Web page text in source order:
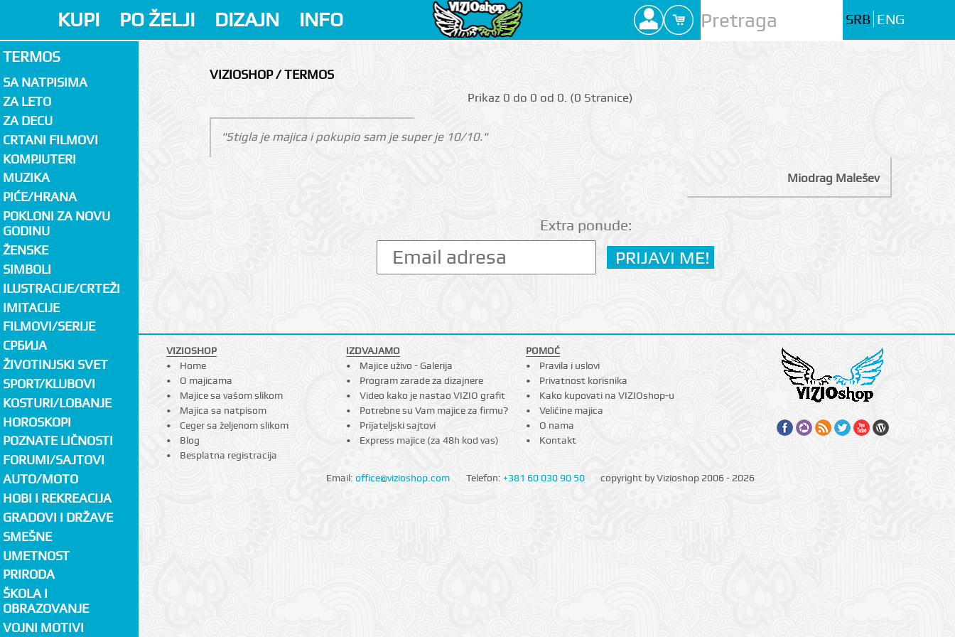
KUPI PO ŽELJI DIZAJN INFO SRB ENG
TERMOS
SA NATPISIMA
ZA LETO
ZA DECU
CRTANI FILMOVI
KOMPJUTERI
MUZIKA
PIĆE/HRANA
POKLONI ZA NOVU
GODINU
ŽENSKE
SIMBOLI
ILUSTRACIJE/CRTEŽI
IMITACIJE
FILMOVI/SERIJE
СРБИЈА
ŽIVOTINJSKI SVET
SPORT/KLUBOVI
KOSTURI/LOBANJE
HOROSKOPI
POZNATE LIČNOSTI
FORUMI/SAJTOVI
AUTO/MOTO
HOBI I REKREACIJA
GRADOVI I DRŽAVE
SMEŠNE
UMETNOST
PRIRODA
ŠKOLA I
OBRAZOVANJE
VOJNI MOTIVI
VIZIOSHOP / TERMOS
Prikаz 0 do 0 оd 0. (0 Strаnicе)
"Stigla je majica i pokupio sam je super je 10/10."
Miodrag Malešev
Extra ponude:
VIZIOSHOP
Home
O majicama
Majice sa vašom slikom
Majica sa natpisom
Ceger sa željenom slikom
Blog
Besplatna registracija
IZDVAJAMO
Majice uživo - Galerija
Program zarade za dizajnere
Video kako je nastao VIZIO grafit
Potrebne su Vam majice za firmu?
Prijateljski sajtovi
Express majice (za 48h kod vas)
POMOĆ
Pravila i uslovi
Privatnost korisnika
Kako kupovati na VIZIOshop-u
Veličine majica
O nama
Kontakt
Email: office@vizioshop.com Telefon: +381 60 030 90 50 copyright by Vizioshop 2006 - 2026